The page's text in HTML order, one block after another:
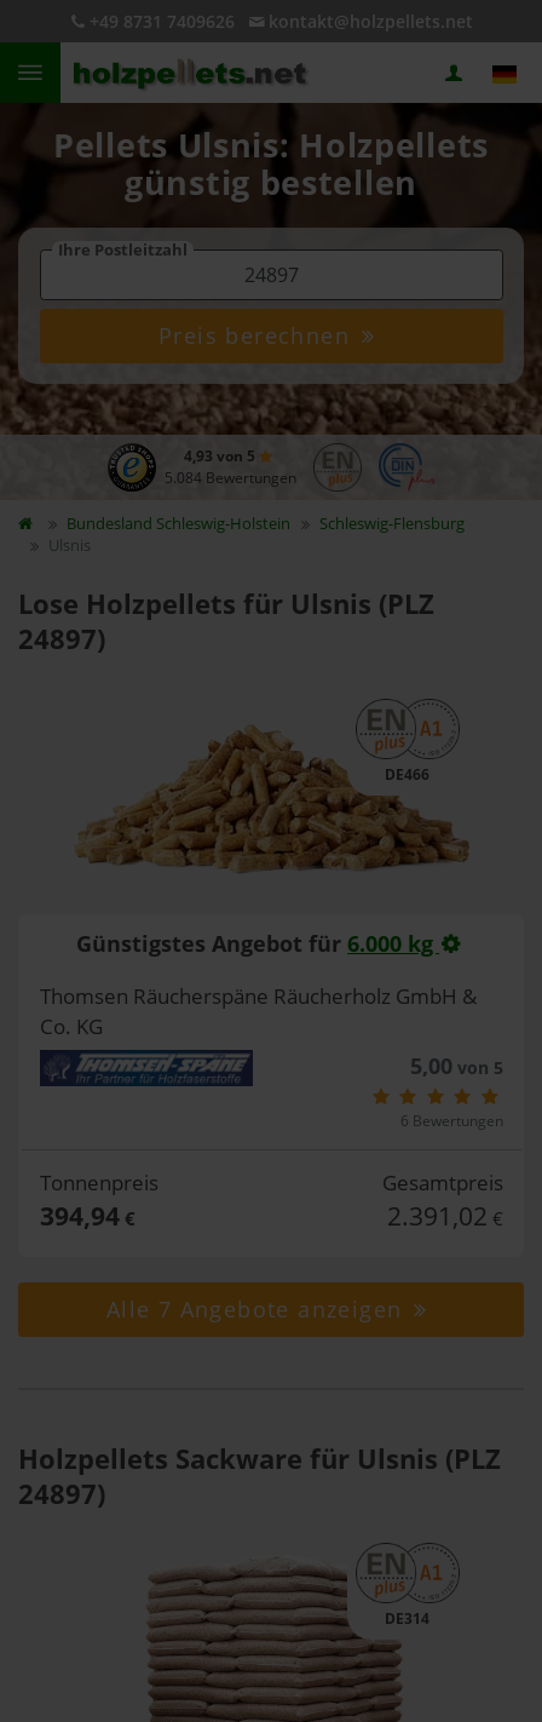
+49 8731 7409626 kontakt@holzpellets.net
Pellets Ulsnis: Holzpellets
günstig bestellen
Ihre Postleitzahl
Preis berechnen
4,93 von 5
5.084 Bewertungen
Bundesland Schleswig-Holstein
Schleswig-Flensburg
Ulsnis
Lose Holzpellets für Ulsnis (PLZ
24897)
DE466
Günstigstes Angebot für 6.000 kg
Thomsen Räucherspäne Räucherholz GmbH &
Co. KG
5,00 von 5
6 Bewertungen
Tonnenpreis
394,94€
Gesamtpreis
2.391,02 €
Alle 7 Angebote anzeigen
Holzpellets Sackware für Ulsnis (PLZ
24897)
DE314